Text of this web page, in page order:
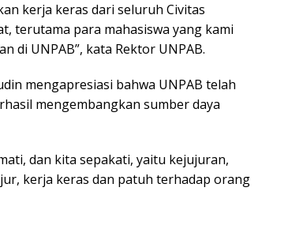
kerja keras dari seluruh Civitas
terutama para mahasiswa yang kami
di UNPAB”, kata Rektor UNPAB.
mengapresiasi bahwa UNPAB telah
mengembangkan sumber daya
dan kita sepakati, yaitu kejujuran,
kerja keras dan patuh terhadap orang